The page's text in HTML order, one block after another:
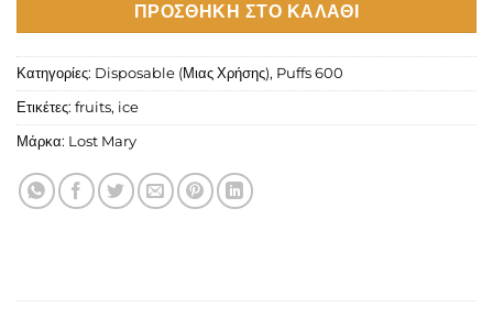
ΠΡΟΣΘΉΚΗ ΣΤΟ ΚΑΛΆΘΙ
Κατηγορίες: Disposable (Μιας Χρήσης), Puffs 600
Ετικέτες: fruits, ice
Μάρκα: Lost Mary